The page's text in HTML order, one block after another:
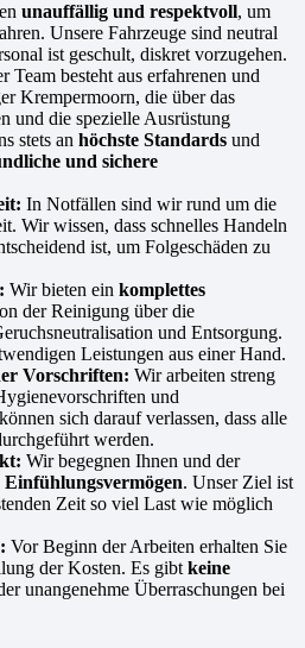
unauffällig und respektvoll, um
Unsere Fahrzeuge sind neutral
ist geschult, diskret vorzugehen.
Team besteht aus erfahrenen und
Krempermoorn, die über das
und die spezielle Ausrüstung
stets an höchste Standards und
und sichere
In Notfällen sind wir rund um die
Wir wissen, dass schnelles Handeln
ist, um Folgeschäden zu
Wir bieten ein komplettes
der Reinigung über die
und Entsorgung.
Leistungen aus einer Hand.
Vorschriften: Wir arbeiten streng
und
sich darauf verlassen, dass alle
werden.
Wir begegnen Ihnen und der
. Unser Ziel ist
Zeit so viel Last wie möglich
Vor Beginn der Arbeiten erhalten Sie
der Kosten. Es gibt keine
unangenehme Überraschungen bei